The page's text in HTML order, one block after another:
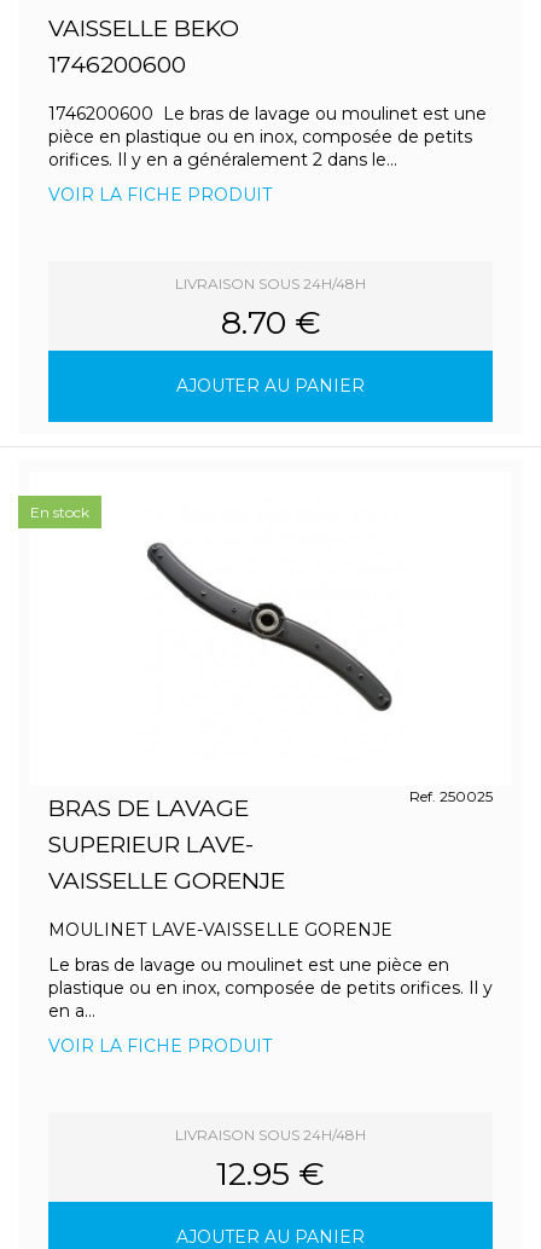
VAISSELLE BEKO
1746200600
1746200600 Le bras de lavage ou moulinet est une
pièce en plastique ou en inox, composée de petits
orifices. Il y en a généralement 2 dans le...
VOIR LA FICHE PRODUIT
LIVRAISON SOUS 24H/48H
8.70 €
AJOUTER AU PANIER
BRAS DE LAVAGE
SUPERIEUR LAVE-
VAISSELLE GORENJE
Ref. 250025
MOULINET LAVE-VAISSELLE GORENJE
Le bras de lavage ou moulinet est une pièce en
plastique ou en inox, composée de petits orifices. Il y
en a...
VOIR LA FICHE PRODUIT
LIVRAISON SOUS 24H/48H
12.95 €
AJOUTER AU PANIER
En stock